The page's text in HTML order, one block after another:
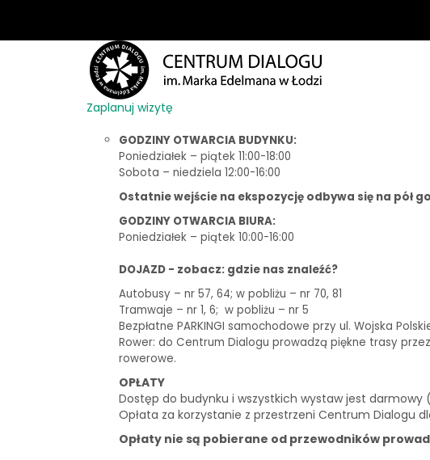
Zaplanuj wizytę
GODZINY OTWARCIA BUDYNKU:
Poniedziałek – piątek 11:00-18:00
Sobota – niedziela 12:00-16:00
Ostatnie wejście na ekspozycję odbywa się na pół
GODZINY OTWARCIA BIURA:
Poniedziałek – piątek 10:00-16:00
DOJAZD - zobacz: gdzie nas znaleźć?
Autobusy – nr 57, 64; w pobliżu – nr 70, 81
Tramwaje – nr 1, 6; w pobliżu – nr 5
Bezpłatne PARKINGI samochodowe przy ul. Wojska
Rower: do Centrum Dialogu prowadzą piękne trasy
rowerowe.
OPŁATY
Dostęp do budynku i wszystkich wystaw jest darmowy
Opłata za korzystanie z przestrzeni Centrum Dialogu
Opłaty nie są pobierane od przewodników